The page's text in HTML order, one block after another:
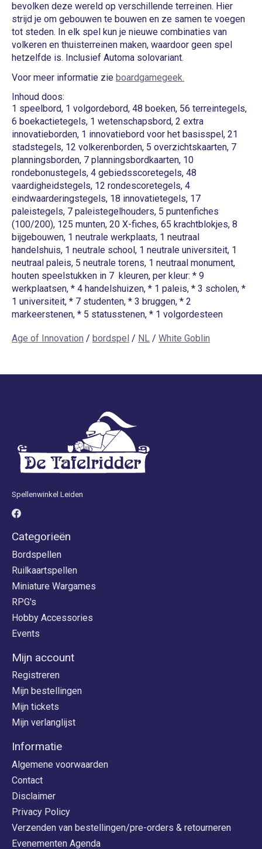
bevolken deze wereld op verschillende terreinen. Hier
strijd je om gebouwen te bouwen en ze samen te voegen
tot steden. In elk spel kun je nieuwe combinaties van
volkeren en thuisterreinen maken, waardoor geen spel
hetzelfde is. Inclusief Automa solovariant.
Voor meer informatie zie boardgamegeek.
Inhoud doos:
1 speelbord, 1 volgordebord, 48 boeken, 56 terreintegels,
6 boekactietegels, 1 wetenschapsbord, 2 extra
innovatieborden, 1 innovatiebord voor het basisspel, 21
stadstegels, 12 volkerenborden, 5 overzichtskaarten, 7
planningsborden, 7 planningsbordkaarten, 10
rondebonustegels, 4 gebiedsscoretegels, 48
vaardigheidstegels, 12 rondescoretegels, 4
eindwaarderingstegels, 18 innovatietegels, 17
paleistegels, 7 paleistegelhouders, 5 puntenfiches
(100/200), 125 munten, 20 X-fiches, 65 krachtblokjes, 8
bijgebouwen, 1 neutrale werkplaats, 1 neutraal
handelshuis, 1 neutrale school, 1 neutrale universiteit, 1
neutraal paleis, 5 neutrale torens, 1 neutraal monument,
houten speelstukken in 7 kleuren, per kleur: * 9
werkplaatsen, * 4 handelshuizen, * 1 paleis, * 3 scholen, *
1 universiteit, * 7 studenten, * 3 bruggen, * 2
markeerstenen, * 5 statusstenen, * 1 volgordesteen
Age of Innovation / bordspel / NL / White Goblin
Spellenwinkel Leiden
Categorieën
Bordspellen
Ruilkaartspellen
Miniature Wargames
RPG's
Hobby Accessories
Events
Mijn account
Registreren
Mijn bestellingen
Mijn tickets
Mijn verlanglijst
Informatie
Algemene voorwaarden
Contact
Disclaimer
Privacy Policy
Verzenden van bestellingen/pre-orders & retourneren
Evenementen Agenda